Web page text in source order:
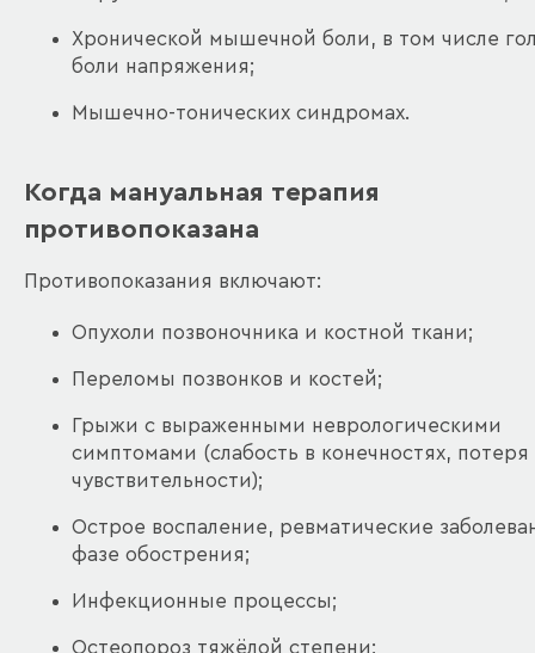
Хронической мышечной боли, в том числе
боли напряжения;
Мышечно-тонических синдромах.
Когда мануальная терапия
противопоказана
Противопоказания включают:
Опухоли позвоночника и костной ткани;
Переломы позвонков и костей;
Грыжи с выраженными неврологическими
симптомами (слабость в конечностях, потеря
чувствительности);
Острое воспаление, ревматические
фазе обострения;
Инфекционные процессы;
Остеопороз тяжёлой степени;